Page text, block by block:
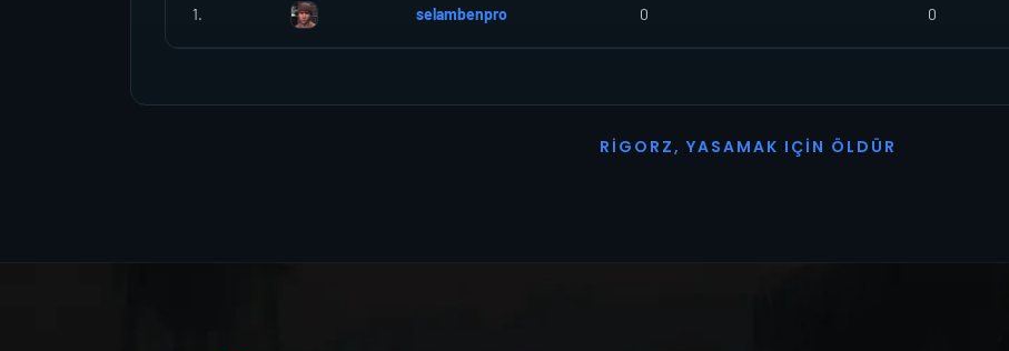
1. selambenpro 0 0
R I G O R Z, YASAMAK I ÇI N Ö L D Ü R